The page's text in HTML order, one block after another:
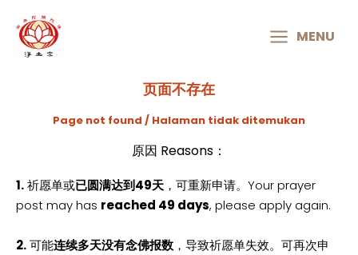
MENU
MENU
页面不存在
Page not found / Halaman tidak ditemukan
原因 Reasons：
1.祈愿单或已圆满达到49天 ，可重新申请。Your prayer
post may has reached 49 days, please apply again.
2.可能连续多天没有念佛报数 ，导致祈愿单失效。可再次申